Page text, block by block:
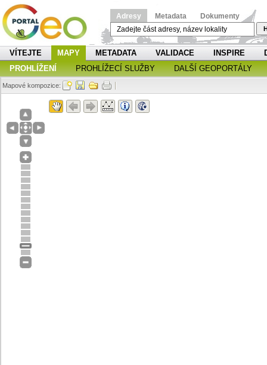
Adresy Metadata Dokumenty
VÍTEJTE MAPY METADATA VALIDACE INSPIRE
PROHLÍŽENÍ
PROHLÍŽECÍ SLUŽBY DALŠÍ GEOPORTÁLY
Mapové kompozice: